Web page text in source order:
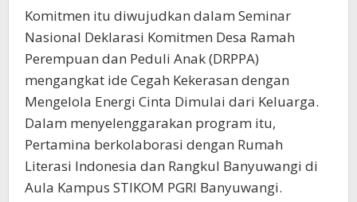
Komitmen itu diwujudkan dalam Seminar
Nasional Deklarasi Komitmen Desa Ramah
Perempuan dan Peduli Anak (DRPPA)
mengangkat ide Cegah Kekerasan dengan
Mengelola Energi Cinta Dimulai dari Keluarga.
Dalam menyelenggarakan program itu,
Pertamina berkolaborasi dengan Rumah
Literasi Indonesia dan Rangkul Banyuwangi di
Aula Kampus STIKOM PGRI Banyuwangi.